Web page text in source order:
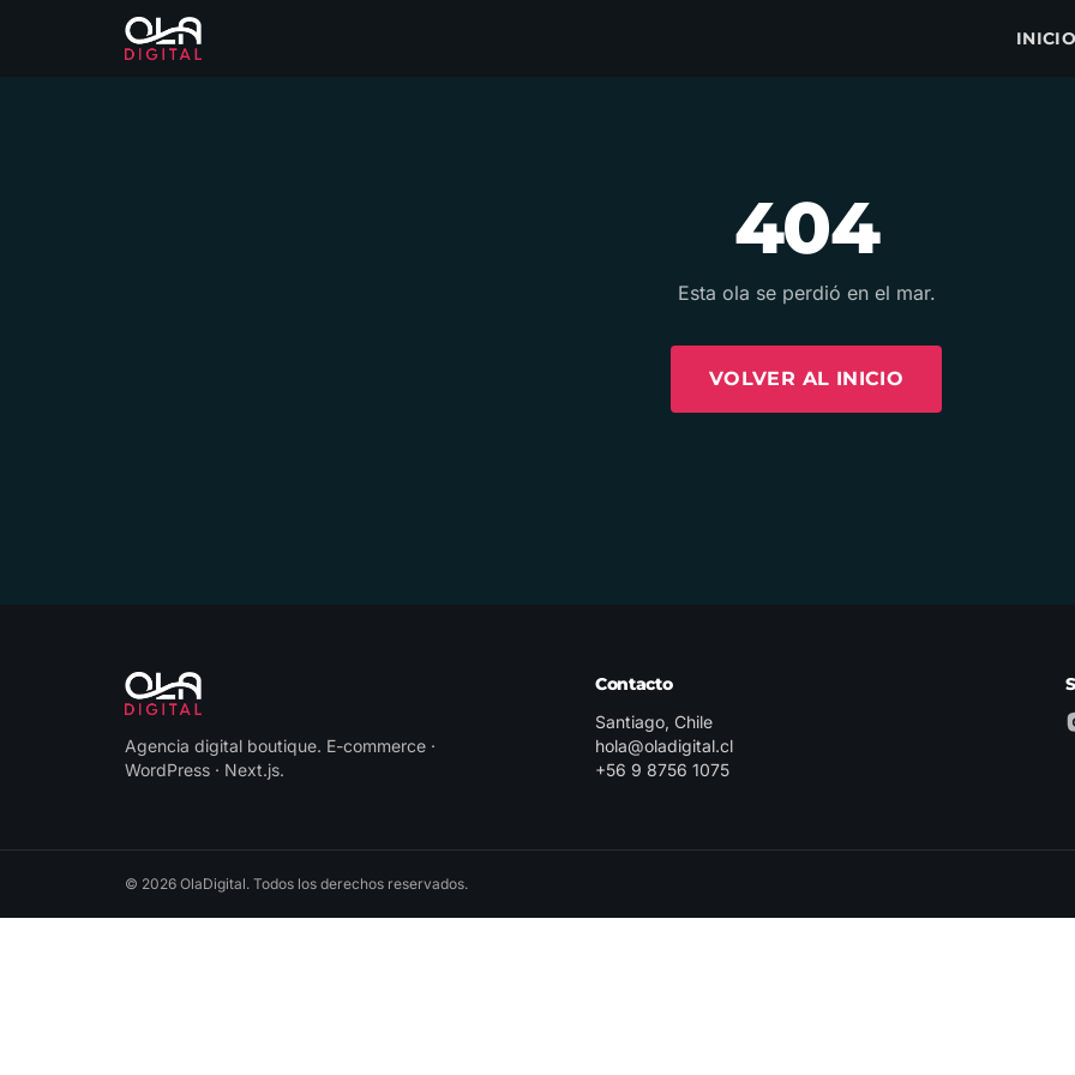
404
Esta ola se perdió en el mar.
VOLVER AL INICIO
Agencia digital boutique. E-commerce ·
WordPress · Next.js.
Contacto
Santiago, Chile
hola@oladigital.cl
+56 9 8756 1075
© 2026 OlaDigital. Todos los derechos reservados.